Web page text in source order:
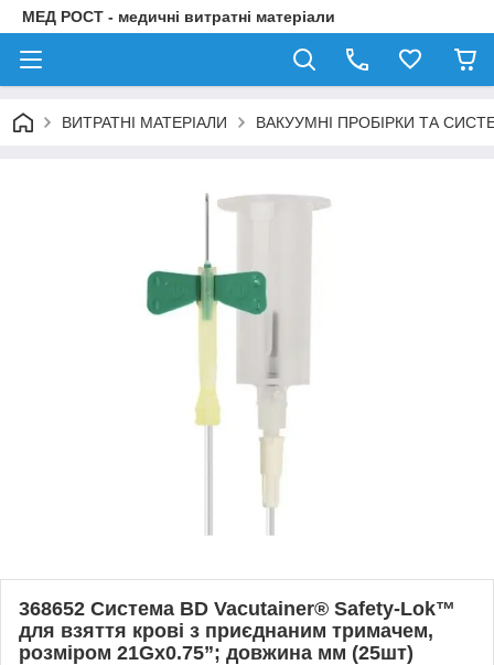
МЕД РОСТ - медичні витратні матеріали
ВИТРАТНІ МАТЕРІАЛИ ВАКУУМНІ ПРОБІРКИ ТА
368652 Система BD Vacutainer® Safety-Lok™
для взяття крові з приєднаним тримачем,
розміром 21Gx0.75”; довжина мм (25шт)